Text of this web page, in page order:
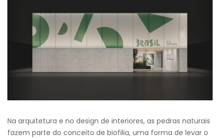
Na arquitetura e no design de interiores, as pedras naturais
fazem parte do conceito de biofilia, uma forma de levar o